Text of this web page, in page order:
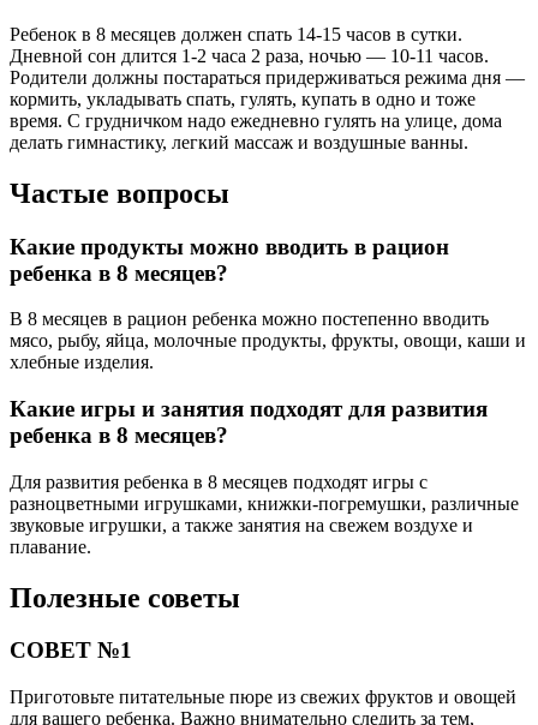
Ребенок в 8 месяцев должен спать 14-15 часов в сутки.
Дневной сон длится 1-2 часа 2 раза, ночью — 10-11 часов.
Родители должны постараться придерживаться режима дня —
кормить, укладывать спать, гулять, купать в одно и тоже
время. С грудничком надо ежедневно гулять на улице, дома
делать гимнастику, легкий массаж и воздушные ванны.
Частые вопросы
Какие продукты можно вводить в рацион
ребенка в 8 месяцев?
В 8 месяцев в рацион ребенка можно постепенно вводить
мясо, рыбу, яйца, молочные продукты, фрукты, овощи, каши и
хлебные изделия.
Какие игры и занятия подходят для развития
ребенка в 8 месяцев?
Для развития ребенка в 8 месяцев подходят игры с
разноцветными игрушками, книжки-погремушки, различные
звуковые игрушки, а также занятия на свежем воздухе и
плавание.
Полезные советы
СОВЕТ №1
Приготовьте питательные пюре из свежих фруктов и овощей
для вашего ребенка. Важно внимательно следить за тем,